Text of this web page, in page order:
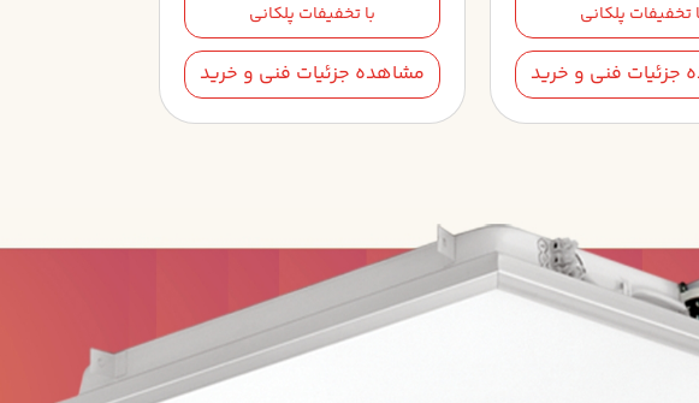
تخفیفات پلکانی
جزئیات فنی و خرید
با تخفیفات پلکانی
مشاهده جزئیات فنی و خرید